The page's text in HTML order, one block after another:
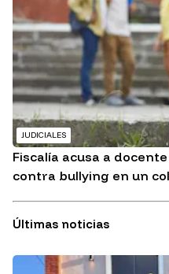
JUDICIALES
Fiscalía acusa a
contra bullying en un
Últimas noticias